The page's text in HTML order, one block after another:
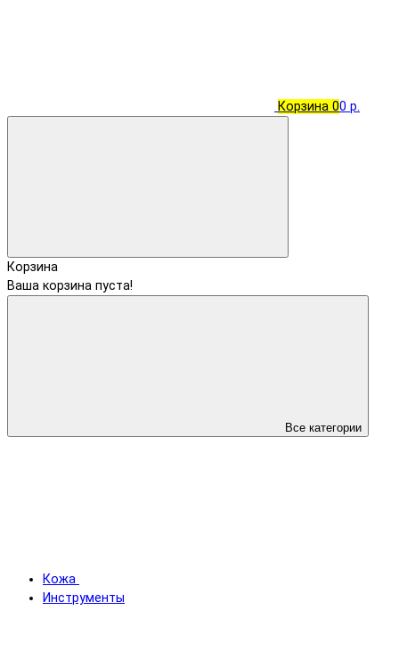
Корзина 00 р.
Корзина
Ваша корзина пуста!
Все категории
Кожа
Инструменты